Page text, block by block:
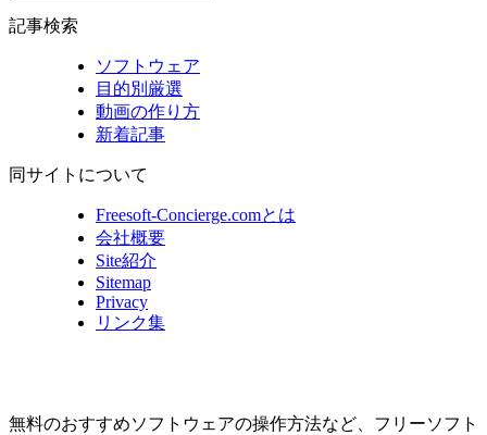
記事検索
ソフトウェア
目的別厳選
動画の作り方
新着記事
同サイトについて
Freesoft-Concierge.comとは
会社概要
Site紹介
Sitemap
Privacy
リンク集
無料のおすすめソフトウェアの操作方法など、 フリーソフト